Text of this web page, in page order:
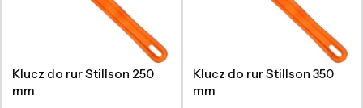
Klucz do rur Stillson 250
mm
Klucz do rur Stillson 350
mm